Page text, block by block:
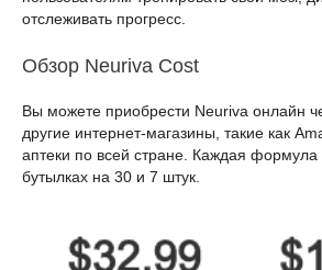
отслеживать прогресс.
Обзор Neuriva Cost
Вы можете приобрести Neuriva онлайн
другие интернет-магазины, такие как
аптеки по всей стране. Каждая формула
бутылках на 30 и 7 штук.